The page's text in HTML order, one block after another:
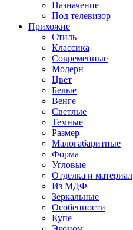
Назначение
Под телевизор
Прихожие
Стиль
Классика
Современные
Модерн
Цвет
Белые
Венге
Светлые
Темные
Размер
Малогабаритные
Форма
Угловые
Отделка и материал
Из МДФ
Зеркальные
Особенности
Купе